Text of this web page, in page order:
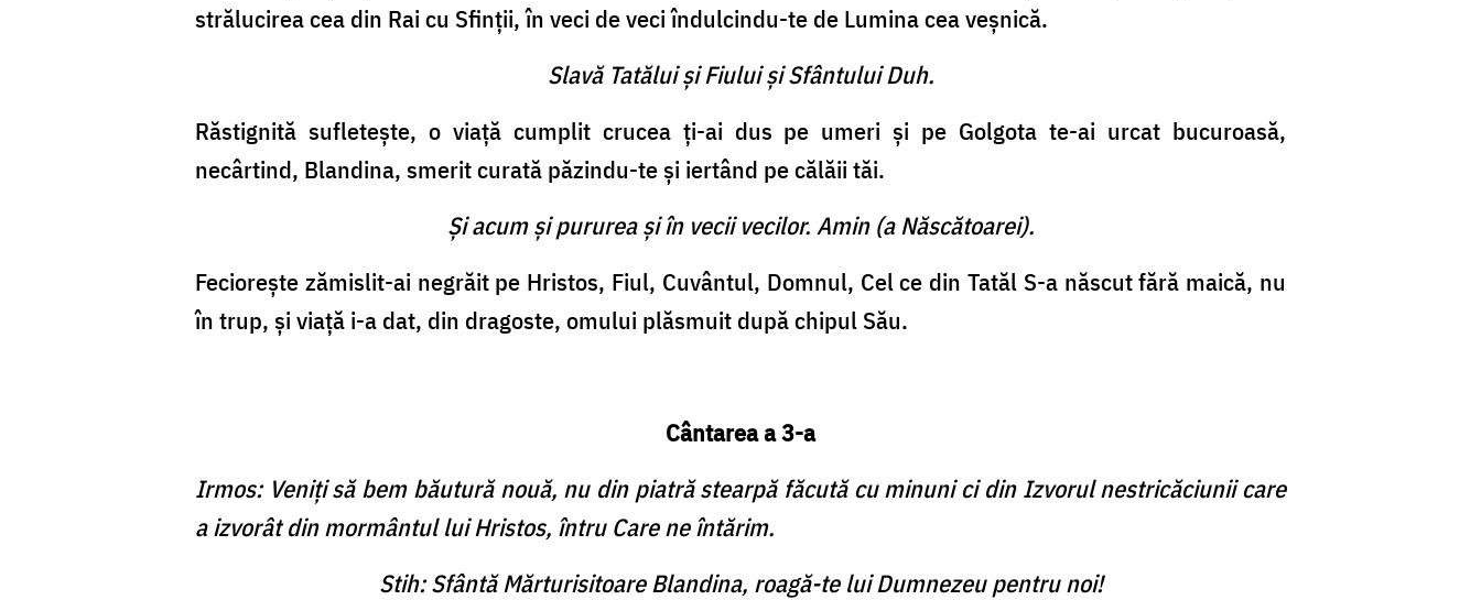
strălucirea cea din Rai cu Sfinții, în veci de veci îndulcindu-te de Lumina cea veșnică.
Slavă Tatălui şi Fiului şi Sfântului Duh.
Răstignită sufletește, o viață cumplit crucea ți-ai dus pe umeri și pe Golgota te-ai urcat bucuroasă,
necârtind, Blandina, smerit curată păzindu-te și iertând pe călăii tăi.
Şi acum şi pururea şi în vecii vecilor. Amin (a Născătoarei).
Feciorește zămislit-ai negrăit pe Hristos, Fiul, Cuvântul, Domnul, Cel ce din Tatăl S-a născut fără maică, nu
în trup, și viață i-a dat, din dragoste, omului plăsmuit după chipul Său.
Cântarea a 3-a
Irmos: Veniți să bem băutură nouă, nu din piatră stearpă făcută cu minuni ci din Izvorul nestricăciunii care
a izvorât din mormântul lui Hristos, întru Care ne întărim.
Stih: Sfântă Mărturisitoare Blandina, roagă-te lui Dumnezeu pentru noi!